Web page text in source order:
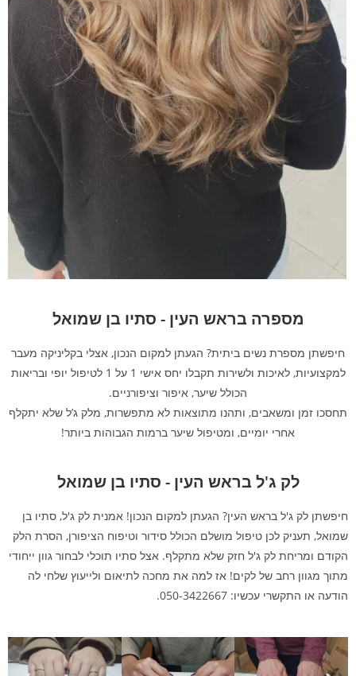
מספרה בראש העין - סתיו בן שמואל
חיפשתן מספרת נשים ביתית? הגעתן למקום הנכון, אצלי בקליניקה מעבר
למקצועיות, לאיכות ולשירות תקבלו יחס אישי 1 על 1 לטיפול יופי ובריאות
הכולל שיער, איפור וציפורניים.
תחסכו זמן ומשאבים, ותהנו מתוצאות לא מתפשרות, מלק ג’ל שלא יתקלף
אחרי יומיים, ומטיפול שיער ברמות הגבוהות ביותר!
לק ג'ל בראש העין - סתיו בן שמואל
חיפשתן לק ג'ל בראש העין? הגעתן למקום הנכון! אמנית לק ג'ל, סתיו בן
שמואל, תעניק לכן טיפול מושלם הכולל סידור וטיפוח הציפורן, הסרת הלק
הקודם ומריחת לק ג'ל חזק שלא מתקלף. אצל סתיו תוכלי לבחור גוון ייחודי
מתוך מגוון רחב של לקים! אז למה את מחכה לתיאום ולייעוץ שלחי לה
הודעה או התקשרי עכשיו: 050-3422667.